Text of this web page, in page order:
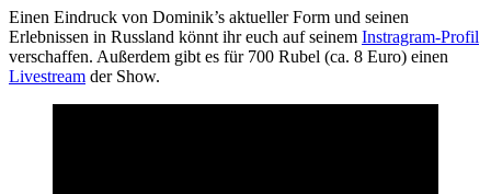
Einen Eindruck von Dominik’s aktueller Form und seinen
Erlebnissen in Russland könnt ihr euch auf seinem Instragram-Profil
verschaffen. Außerdem gibt es für 700 Rubel (ca. 8 Euro) einen
Livestream der Show.